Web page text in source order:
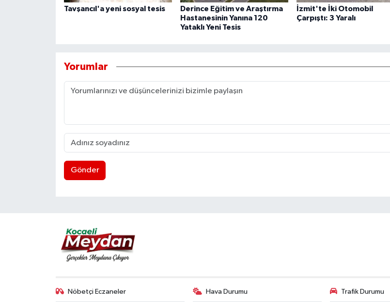
Tavşancıl'a yeni sosyal tesis
Derince Eğitim ve Araştırma
Hastanesinin Yanına 120
Yataklı Yeni Tesis
İzmit'te İki Otomobil
Çarpıştı: 3 Yaralı
Yorumlar
Gönder
Nöbetçi Eczaneler Hava Durumu Trafik Durumu